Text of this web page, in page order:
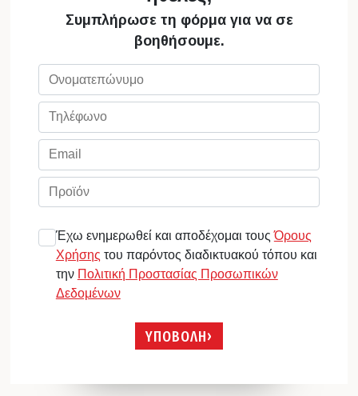
Συμπλήρωσε τη φόρμα για να σε
βοηθήσουμε.
Έχω ενημερωθεί και αποδέχομαι τουςΌρους
Χρήσης του παρόντος διαδικτυακού τόπου και
την Πολιτική Προστασίας Προσωπικών
Δεδομένων
ΥΠΟΒΟΛΗ